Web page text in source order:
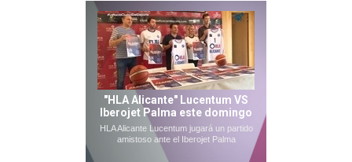
"HLA Alicante" Lucentum VS
Iberojet Palma este domingo
HLA Alicante Lucentum jugará un partido
amistoso ante el Iberojet Palma